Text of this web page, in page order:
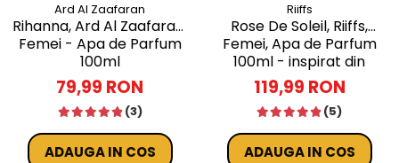
Ard Al Zaafaran
Rihanna, Ard Al Zaafaran,
Femei - Apa de Parfum
100ml
79,99 RON
(3)
ADAUGA IN COS
Riiffs
Rose De Soleil, Riiffs,
Femei, Apa de Parfum
100ml - inspirat din
Scandal For Her by Jean
Paul Gaultier
119,99 RON
(5)
ADAUGA IN COS